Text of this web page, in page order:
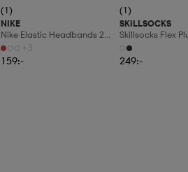
(1)
NIKE
Nike Elastic Headbands 2.0
3 Pk
+3
159:-
(1)
SKILLSOCKS
Skillsocks Flex
249:-